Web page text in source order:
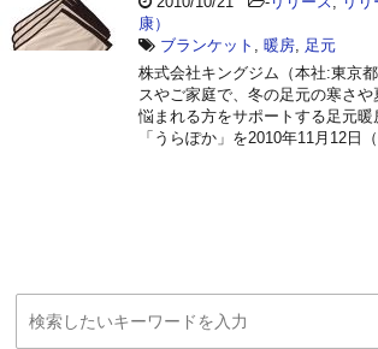
康）
ブランケット
暖房
足元
株式会社キングジム（本社:東京
スやご家庭で、冬の足元の寒さ
悩まれる方をサポートする足元
「うらぽか」を2010年11月12日